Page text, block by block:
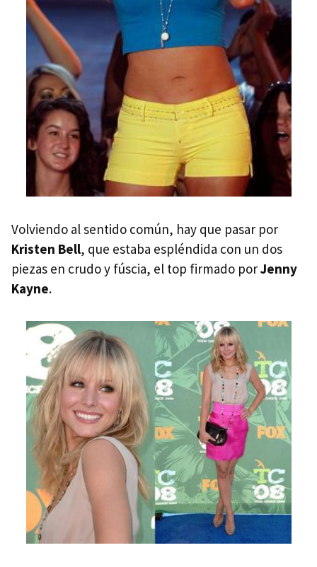
Volviendo al sentido común, hay que pasar por
Kristen Bell, que estaba espléndida con un dos
piezas en crudo y fúscia, el top firmado porJenny
Kayne.